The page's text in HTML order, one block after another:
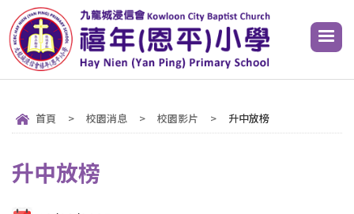
首頁 > 校園消息 > 校園影片 > 升中放榜
升中放榜